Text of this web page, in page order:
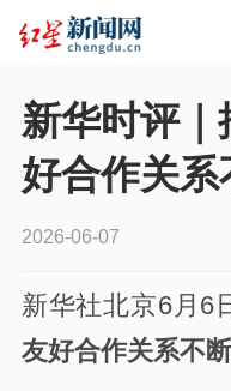
新华时评
好合作关
2026-06-07
新华社北京6月
友好合作关系不